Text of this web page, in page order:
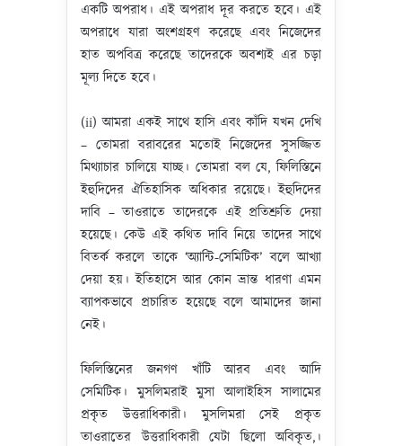
একটি অপরাধ। এই অপরাধ দূর করতে হবে। এই
অপরাধে যারা অংশগ্রহণ করেছে এবং নিজেদের
হাত অপবিত্র করেছে তাদেরকে অবশ্যই এর চড়া
মূল্য দিতে হবে।
(ii) আমরা একই সাথে হাসি এবং কাঁদি যখন দেখি
– তোমরা বরাবরের মতোই নিজেদের সুসজ্জিত
মিথ্যাচার চালিয়ে যাচ্ছ। তোমরা বল যে, ফিলিস্তিনে
ইহুদিদের ঐতিহাসিক অধিকার রয়েছে। ইহুদিদের
দাবি – তাওরাতে তাদেরকে এই প্রতিশ্রুতি দেয়া
হয়েছে। কেউ এই কথিত দাবি নিয়ে তাদের সাথে
বিতর্ক করলে তাকে ‘অ্যান্টি-সেমিটিক’ বলে আখ্যা
দেয়া হয়। ইতিহাসে আর কোন ভ্রান্ত ধারণা এমন
ব্যাপকভাবে প্রচারিত হয়েছে বলে আমাদের জানা
নেই।
ফিলিস্তিনের জনগণ খাঁটি আরব এবং আদি
সেমিটিক। মুসলিমরাই মুসা আলাইহিস সালামের
প্রকৃত উত্তরাধিকারী। মুসলিমরা সেই প্রকৃত
তাওরাতের উত্তরাধিকারী যেটা ছিলো অবিকৃত,।